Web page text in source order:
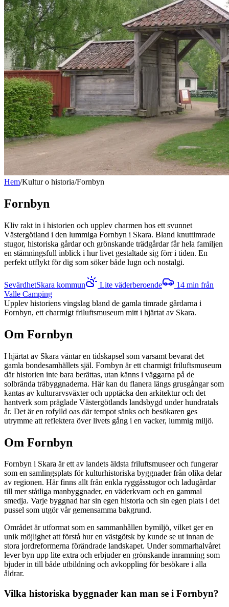
Hem/Kultur o historia/Fornbyn
Fornbyn
Kliv rakt in i historien och upplev charmen hos ett svunnet
Västergötland i den lummiga Fornbyn i Skara. Bland knuttimrade
stugor, historiska gårdar och grönskande trädgårdar får hela familjen
en stämningsfull inblick i hur livet gestaltade sig förr i tiden. En
perfekt utflykt för dig som söker både lugn och nostalgi.
SevärdhetSkara kommun Lite väderberoende 14 min från
Valle Camping
Upplev historiens vingslag bland de gamla timrade gårdarna i
Fornbyn, ett charmigt friluftsmuseum mitt i hjärtat av Skara.
Om Fornbyn
I hjärtat av Skara väntar en tidskapsel som varsamt bevarat det
gamla bondesamhällets själ. Fornbyn är ett charmigt friluftsmuseum
där historien inte bara berättas, utan känns i väggarna på de
solbrända träbyggnaderna. Här kan du flanera längs grusgångar som
kantas av kulturarvsväxter och upptäcka den arkitektur och det
hantverk som präglade Västergötlands landsbygd under hundratals
år. Det är en rofylld oas där tempot sänks och besökaren ges
utrymme att reflektera över livets gång i en vacker, lummig miljö.
Om Fornbyn
Fornbyn i Skara är ett av landets äldsta friluftsmuseer och fungerar
som en samlingsplats för kulturhistoriska byggnader från olika delar
av regionen. Här finns allt från enkla ryggåsstugor och ladugårdar
till mer ståtliga manbyggnader, en väderkvarn och en gammal
smedja. Varje byggnad har sin egen historia och sin egen plats i det
pussel som utgör vår gemensamma bakgrund.
Området är utformat som en sammanhållen bymiljö, vilket ger en
unik möjlighet att förstå hur en västgötsk by kunde se ut innan de
stora jordreformerna förändrade landskapet. Under sommarhalvåret
lever byn upp lite extra och erbjuder en grönskande inramning som
bjuder in till både utbildning och avkoppling för besökare i alla
åldrar.
Vilka historiska byggnader kan man se i Fornbyn?